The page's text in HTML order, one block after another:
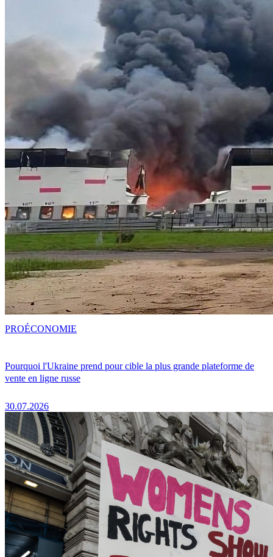
Pourquoi l'Ukraine prend pour cible la plus grande plateforme de
vente en ligne russe
30.07.2026
PROÉCONOMIE